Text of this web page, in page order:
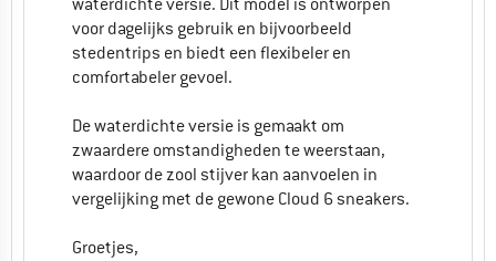
voor dagelijks gebruik en bijvoorbeeld
stedentrips en biedt een flexibeler en
comfortabeler gevoel.
De waterdichte versie is gemaakt om
zwaardere omstandigheden te weerstaan,
waardoor de zool stijver kan aanvoelen in
vergelijking met de gewone Cloud 6 sneakers.
Groetjes,